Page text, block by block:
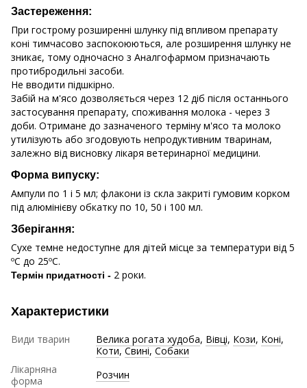
Застереження:
При гострому розширенні шлунку під впливом препарату
коні тимчасово заспокоюються, але розширення шлунку не
зникає, тому одночасно з Аналгофармом призначають
протибродильні засоби.
Не вводити підшкірно.
Забій на м'ясо дозволяється через 12 діб після останнього
застосування препарату, споживання молока - через 3
доби. Отримане до зазначеного терміну м'ясо та молоко
утилізують або згодовують непродуктивним тваринам,
залежно від висновку лікаря ветеринарної медицини.
Форма випуску:
Ампули по 1 і 5 мл; флакони із скла закриті гумовим корком
під алюмінієву обкатку по 10, 50 і 100 мл.
Зберігання:
Сухе темне недоступне для дітей місце за температури від 5
ºС до 25ºС.
Термін придатності - 2 роки.
Характеристики
Види тварин Велика рогата худоба, Вівці, Кози, Коні,
Коти,Свині,Собаки
Лікарняна
форма
Розчин